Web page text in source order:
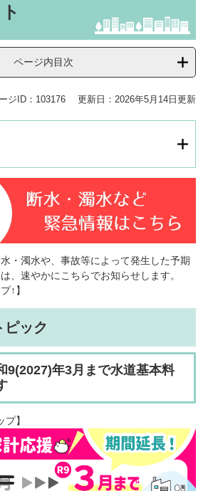
ページ内目次
ジID：103176 更新日：2026年5月14日更新
・濁水や、事故等によって発生した予期
、速やかにこちらでお知らせします。
↑】
ピック
9(2027)年3月まで水道基本料
】​